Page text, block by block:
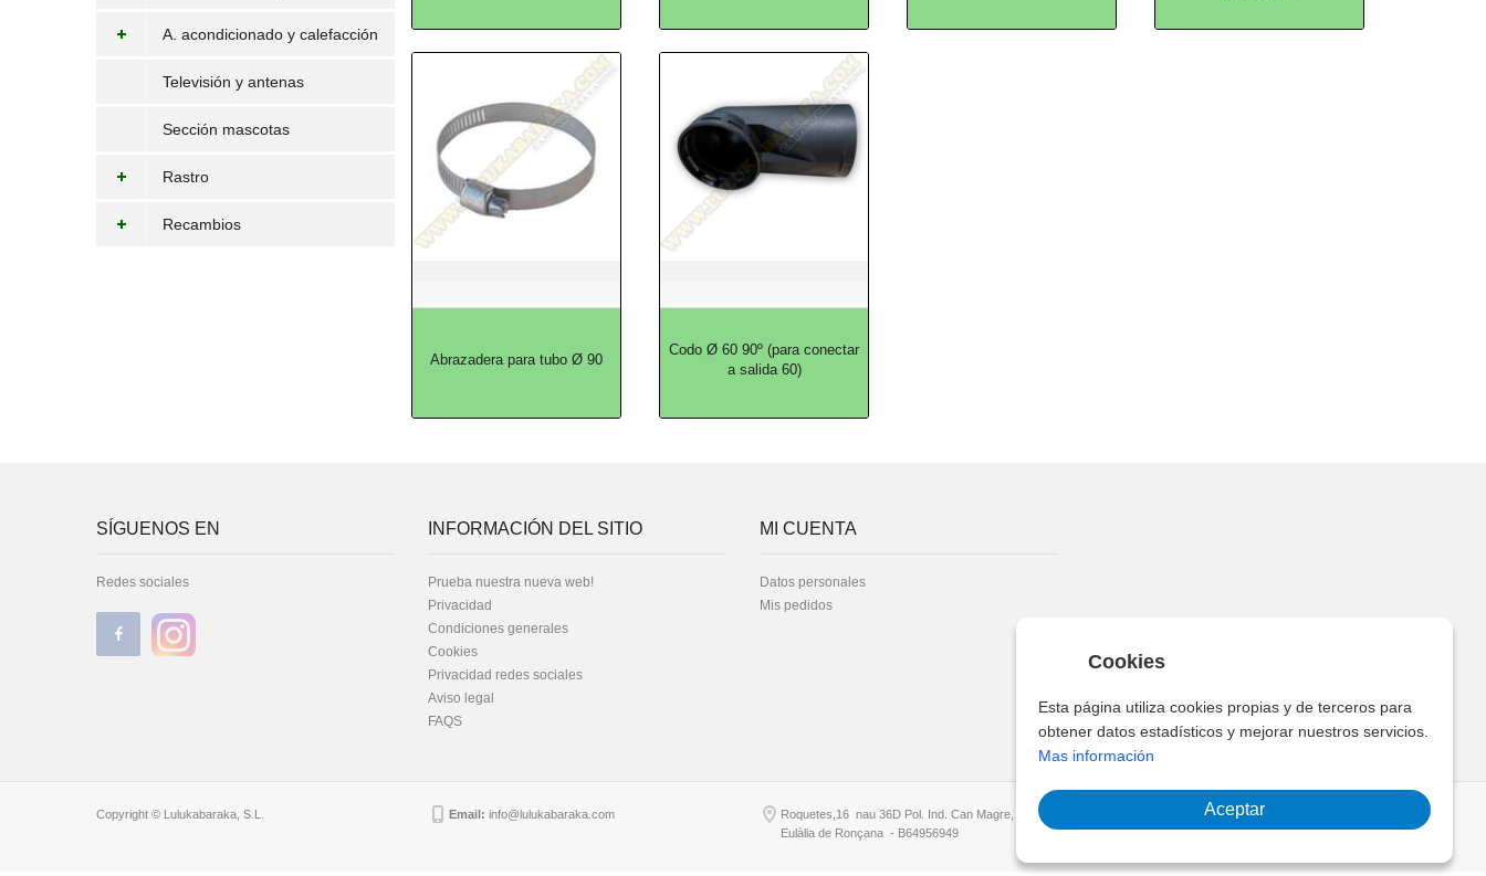
A. acondicionado y calefacción
Televisión y antenas
Sección mascotas
Rastro
Recambios
Abrazadera para tubo Ø 90
Codo Ø 60 90º (para conectar
a salida 60)
SÍGUENOS EN
Redes sociales
INFORMACIÓN DEL SITIO
Prueba nuestra nueva web!
Privacidad
Condiciones generales
Cookies
Privacidad redes sociales
Aviso legal
FAQS
MI CUENTA
Datos personales
Mis pedidos
Copyright © Lulukabaraka, S.L. Email: info@lulukabaraka.com
Roquetes,16 nau 36D Pol. Ind. Can Magre, Santa
Eulàlia de Ronçana - B64956949
Cookies
Esta página utiliza cookies propias y de terceros para
obtener datos estadísticos y mejorar nuestros servicios.
Mas información
Aceptar